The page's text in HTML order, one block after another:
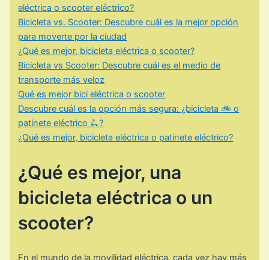
eléctrica o scooter eléctrico?
Bicicleta vs. Scooter: Descubre cuál es la mejor opción
para moverte por la ciudad
¿Qué es mejor, bicicleta eléctrica o scooter?
Bicicleta vs Scooter: Descubre cuál es el medio de
transporte más veloz
Qué es mejor bici eléctrica o scooter
Descubre cuál es la opción más segura: ¿bicicleta 🚲 o
patinete eléctrico 🛴?
¿Qué es mejor, bicicleta eléctrica o patinete eléctrico?
¿Qué es mejor, una
bicicleta eléctrica o un
scooter?
En el mundo de la movilidad eléctrica, cada vez hay más